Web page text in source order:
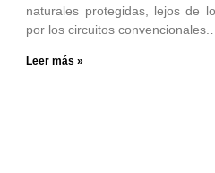
naturales protegidas, lejos de
por los circuitos convencionales.…
Leer más »